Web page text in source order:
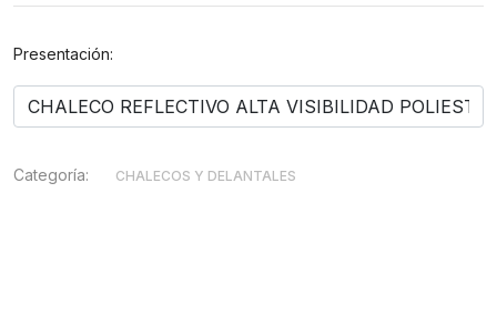
Presentación:
Categoría: CHALECOS Y DELANTALES